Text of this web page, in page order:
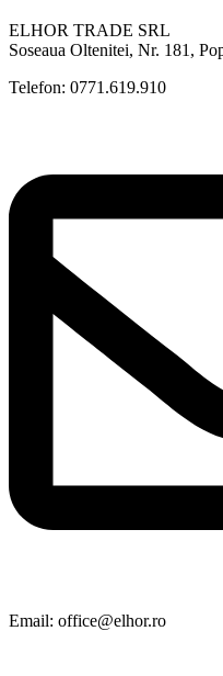
ELHOR TRADE SRL
Soseaua Oltenitei, Nr. 181,
Telefon: 0771.619.910
Email: office@elhor.ro